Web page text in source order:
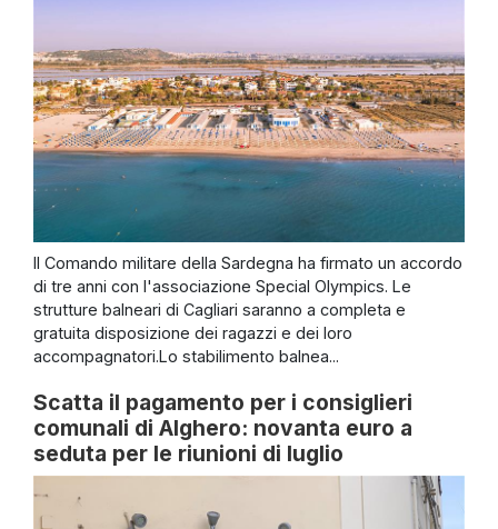
Il Comando militare della Sardegna ha firmato un accordo
di tre anni con l'associazione Special Olympics. Le
strutture balneari di Cagliari saranno a completa e
gratuita disposizione dei ragazzi e dei loro
accompagnatori.Lo stabilimento balnea...
Scatta il pagamento per i consiglieri
comunali di Alghero: novanta euro a
seduta per le riunioni di luglio